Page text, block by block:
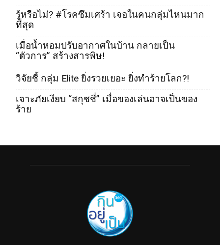
รู้หรือไม่? #โรคซึมเศร้า เจอในคนกลุ่มไหนมาก
ที่สุด
เมื่อน้ำหอมปรับอากาศในบ้าน กลายเป็น
“ตัวการ” สร้างสารพิษ!
วิจัยชี้ กลุ่ม Elite ยิ่งรวยเยอะ ยิ่งทำร้ายโลก?!
เจาะภัยเงียบ “สกุชชี่” เมื่อของเล่นอาจเป็นของ
ร้าย